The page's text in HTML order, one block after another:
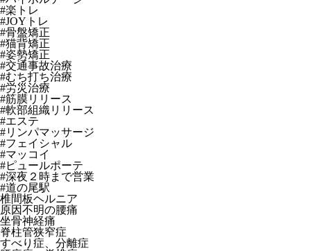
#楽トレ
#JOYトレ
#骨盤矯正
#猫背矯正
#姿勢矯正
#交通事故治療
#むち打ち治療
#労災治療
#筋膜リリース
#軟部組織リリース
#エステ
#リンパマッサージ
#フェイシャル
#マッコイ
#ピュールポーテ
#深夜２時まで営業
#道の尾駅
椎間板ヘルニア
原因不明の腰痛
坐骨神経痛
脊柱管狭窄症
すべり症、分離症